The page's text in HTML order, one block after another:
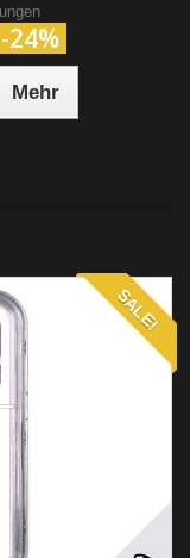
-24%
Mehr
SALE!